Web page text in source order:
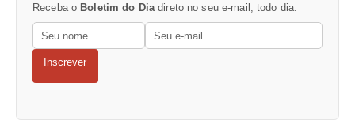
Receba o Boletim do Dia direto no seu e-mail, todo dia.
Inscrever